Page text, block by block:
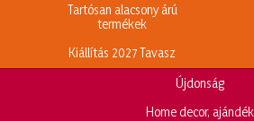
Tartósan alacsony árú
termékek
Kiállítás 2027 Tavasz
Újdonság
Home decor, ajándék